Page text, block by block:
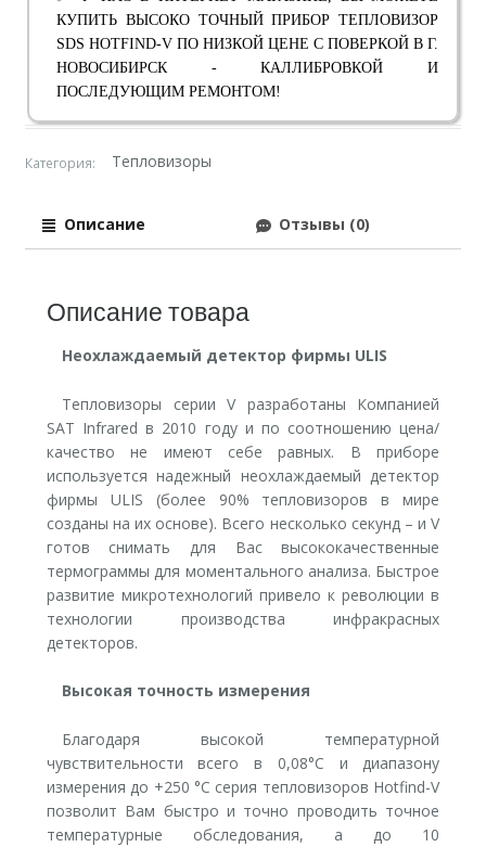
КУПИТЬ ВЫСОКО ТОЧНЫЙ ПРИБОР ТЕПЛОВИЗОР
SDS HOTFIND-V ПО НИЗКОЙ ЦЕНЕ С ПОВЕРКОЙ В Г.
НОВОСИБИРСК - КАЛЛИБРОВКОЙ И
ПОСЛЕДУЮЩИМ РЕМОНТОМ!
Категория: Тепловизоры
Описание Отзывы (0)
Описание товара
Неохлаждаемый детектор фирмы ULIS
Тепловизоры серии V разработаны Компанией
SAT Infrared в 2010 году и по соотношению цена/
качество не имеют себе равных. В приборе
используется надежный неохлаждаемый детектор
фирмы ULIS (более 90% тепловизоров в мире
созданы на их основе). Всего несколько секунд – и V
готов снимать для Вас высококачественные
термограммы для моментального анализа. Быстрое
развитие микротехнологий привело к революции в
технологии производства инфракрасных
детекторов.
Высокая точность измерения
Благодаря высокой температурной
чувствительности всего в 0,08°C и диапазону
измерения до +250 °C серия тепловизоров Hotfind-V
позволит Вам быстро и точно проводить точное
температурные обследования, а до 10